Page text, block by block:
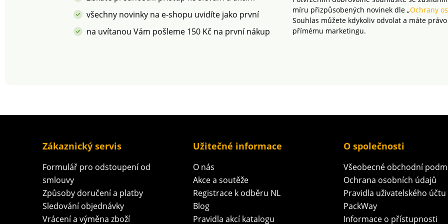
rámec platných norem.
Lze prát v pračce.
rámec
Lze
všechny novinky na e-shopu uvidíte jako první
na uvítanou Vám pošleme 150 Kč na první nákup
míru přizpůsobených novinek dle „Ochrany
Souhlas můžete kdykoliv odvolat a máte
přímému marketingu.
Zákaznický servis
Formulář pro odstoupení od
smlouvy
Způsoby doručení a platby
Sledování objednávky
Vrácení a výměna zboží
Užitečné informace
O nás
Akce a soutěže
Registrace k odběru NL
Blog
Pravidla akcí katalogu
O společnosti
Všeobecné obchodní
Ochrana osobních údajů
Pravidla uživatelského účtu
PackWay
Informace o přístupnosti